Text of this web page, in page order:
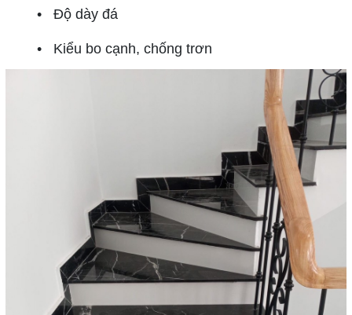
• Độ dày đá
• Kiểu bo cạnh, chống trơn